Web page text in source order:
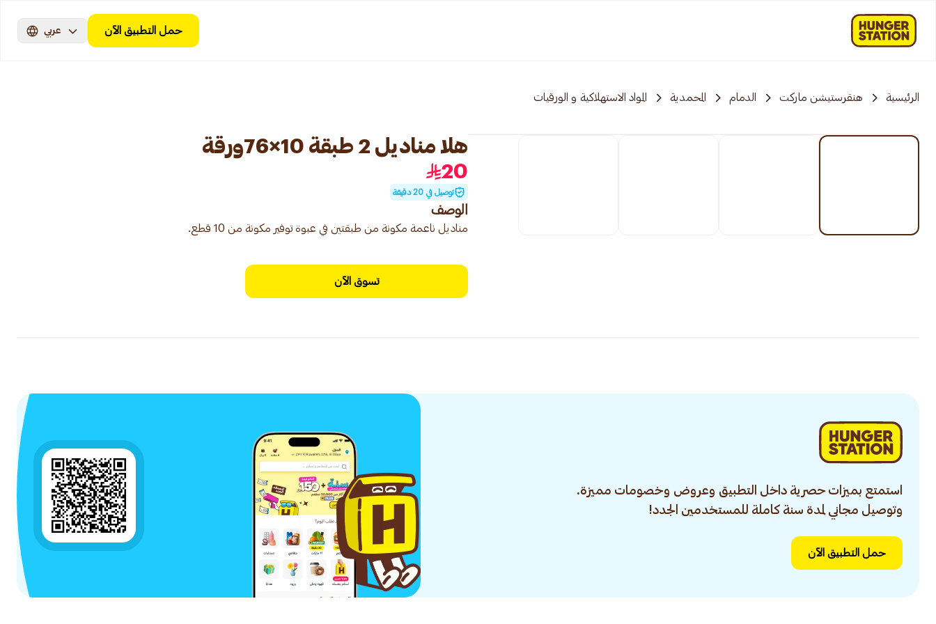
حمل التطبيق الآن عربي
الرئيسية هنقرستيشن ماركت الدمام المحمدية المواد الاستهلاكية و الورقيات
هلا مناديل 2 طبقة 10×76ورقة
20
توصيل في 20 دقيقة
الوصف
مناديل ناعمة مكونة من طبقتين في عبوة توفير مكونة من 10 قطع.
تسوق الآن
استمتع بميزات حصرية داخل التطبيق وعروض وخصومات مميزة.
وتوصيل مجاني لمدة سنة كاملة للمستخدمين الجدد!
حمل التطبيق الآن